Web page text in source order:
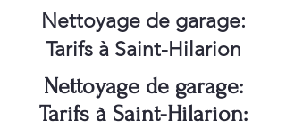
Nettoyage de garage:
Tarifs à Saint-Hilarion
Nettoyage de garage:
Tarifs à Saint-Hilarion: